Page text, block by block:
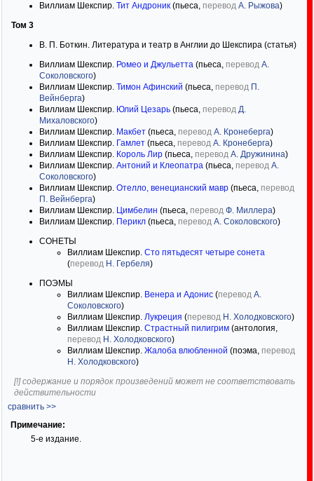
Виллиам Шекспир. Тит Андроник (пьеса, перевод А. Рыжова)
Том 3
В. П. Боткин. Литература и театр в Англии до Шекспира (статья)
Виллиам Шекспир. Ромео и Джульетта (пьеса, перевод А.
Соколовского)
Виллиам Шекспир. Тимон Афинский (пьеса, перевод П.
Вейнберга)
Виллиам Шекспир. Юлий Цезарь (пьеса, перевод Д.
Михаловского)
Виллиам Шекспир. Макбет (пьеса, перевод А. Кронеберга)
Виллиам Шекспир. Гамлет (пьеса, перевод А. Кронеберга)
Виллиам Шекспир. Король Лир (пьеса, перевод А. Дружинина)
Виллиам Шекспир. Антоний и Клеопатра (пьеса, перевод А.
Соколовского)
Виллиам Шекспир. Отелло, венецианский мавр (пьеса, перевод
П. Вейнберга)
Виллиам Шекспир. Цимбелин (пьеса, перевод Ф. Миллера)
Виллиам Шекспир. Перикл (пьеса, перевод А. Соколовского)
СОНЕТЫ
Виллиам Шекспир. Сто пятьдесят четыре сонета
(перевод Н. Гербеля)
ПОЭМЫ
Виллиам Шекспир. Венера и Адонис (перевод А.
Соколовского)
Виллиам Шекспир. Лукреция (перевод Н. Холодковского)
Виллиам Шекспир. Страстный пилигрим (антология,
перевод Н. Холодковского)
Виллиам Шекспир. Жалоба влюбленной (поэма, перевод
Н. Холодковского)
[!] содержание и порядок произведений может не соответствовать
действительности
сравнить >>
Примечание:
5-е издание.